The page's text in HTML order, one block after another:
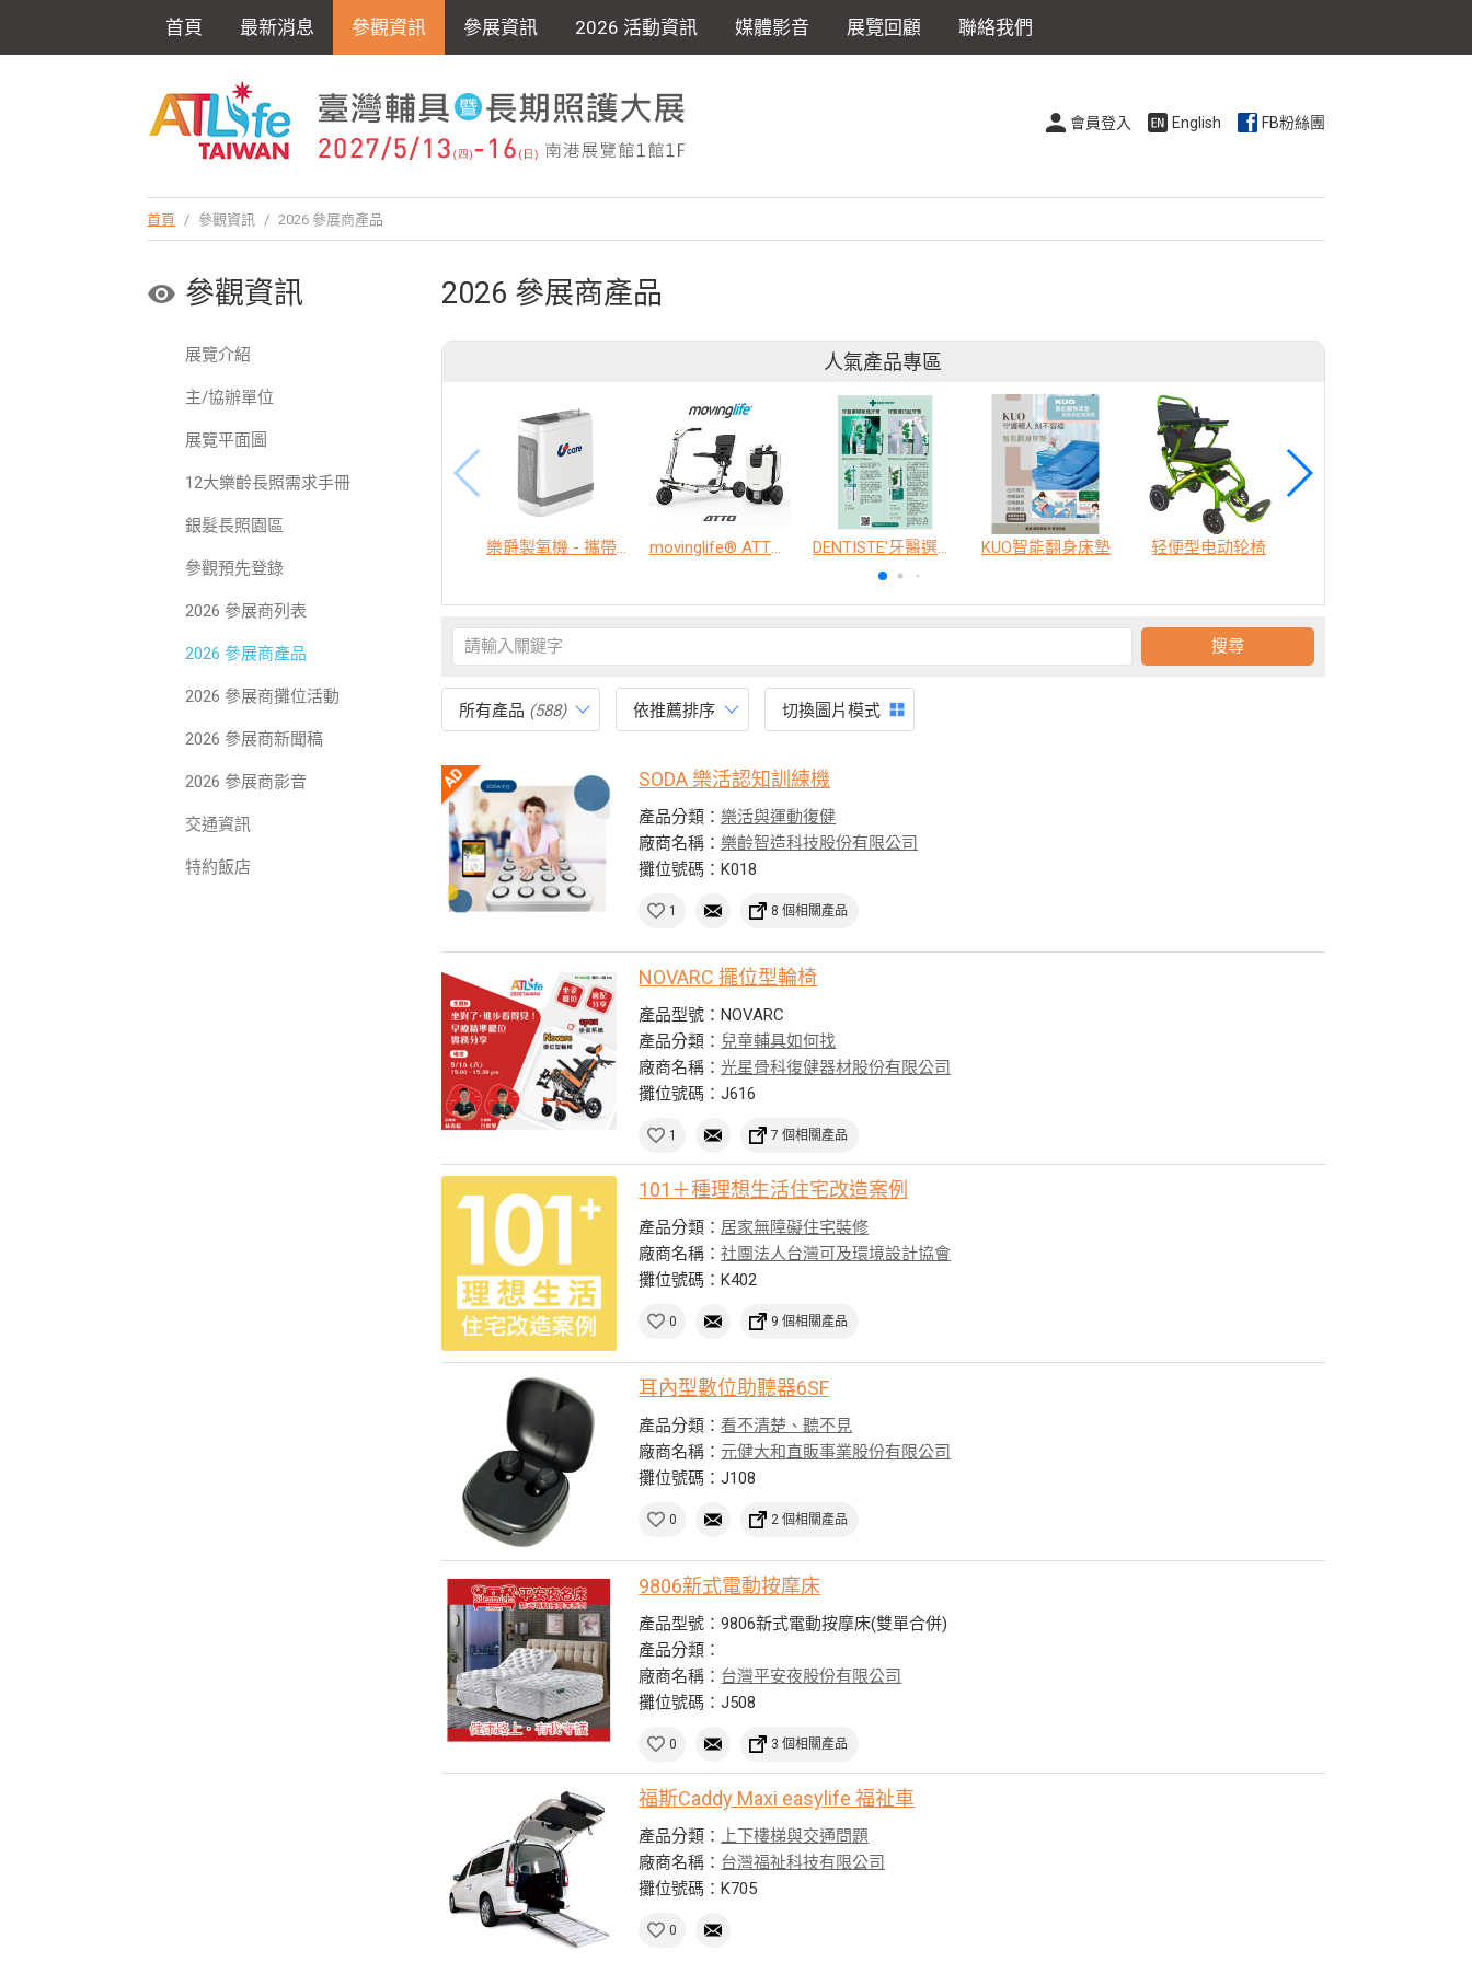
首頁 最新消息 參觀資訊 參展資訊 2026 活動資訊 媒體影音 展覽回顧 聯絡我們
會員登入 English FB粉絲團
首頁 / 參觀資訊 / 2026 參展商產品
參觀資訊
展覽介紹
主/協辦單位
展覽平面圖
12大樂齡長照需求手冊
銀髮長照園區
參觀預先登錄
2026 參展商列表
2026 參展商產品
2026 參展商攤位活動
2026 參展商新聞稿
2026 參展商影音
交通資訊
特約飯店
2026 參展商產品
人氣產品專區
樂爵製氧機 - 攜帶型 movinglife® ATTO新世代電動代步車 經典款 DENTISTE'牙醫選極敏感牙膏、抗蛀牙膏 KUO智能翻身床墊 轻便型电动轮椅
所有產品 (588) 依推薦排序 切換圖片模式
SODA 樂活認知訓練機
產品分類：樂活與運動復健
廠商名稱：樂齡智造科技股份有限公司
攤位號碼：K018
1 8 個相關產品
NOVARC 擺位型輪椅
產品型號：NOVARC
產品分類： 兒童輔具如何找
廠商名稱：光星骨科復健器材股份有限公司
攤位號碼：J616
1 7 個相關產品
101＋種理想生活住宅改造案例
產品分類： 居家無障礙住宅裝修
廠商名稱：社團法人台灣可及環境設計協會
攤位號碼：K402
0 9 個相關產品
耳內型數位助聽器6SF
產品分類：看不清楚、聽不見
廠商名稱： 元健大和直販事業股份有限公司
攤位號碼：J108
0 2 個相關產品
9806新式電動按摩床
產品型號：9806新式電動按摩床(雙單合併)
產品分類：
廠商名稱： 台灣平安夜股份有限公司
攤位號碼：J508
0 3 個相關產品
福斯Caddy Maxi easylife 福祉車
產品分類：
上下樓梯與交通問題
廠商名稱： 台灣福祉科技有限公司
攤位號碼：K705
0